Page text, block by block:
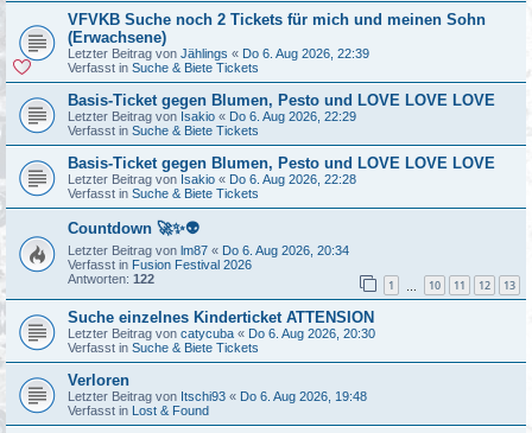
VFVKB Suche noch 2 Tickets für mich und meinen Sohn
(Erwachsene)
Letzter Beitrag von Jählings « Do 6. Aug 2026, 22:39
Verfasst in Suche & Biete Tickets
Basis-Ticket gegen Blumen, Pesto und LOVE LOVE LOVE
Letzter Beitrag von Isakio « Do 6. Aug 2026, 22:29
Verfasst in Suche & Biete Tickets
Basis-Ticket gegen Blumen, Pesto und LOVE LOVE LOVE
Letzter Beitrag von Isakio « Do 6. Aug 2026, 22:28
Verfasst in Suche & Biete Tickets
Countdown 🚀✨👽
Letzter Beitrag von lm87 « Do 6. Aug 2026, 20:34
Verfasst in Fusion Festival 2026
Antworten: 122 1 10 11 12 13
Suche einzelnes Kinderticket ATTENSION
Letzter Beitrag von catycuba « Do 6. Aug 2026, 20:30
Verfasst in Suche & Biete Tickets
Verloren
Letzter Beitrag von Itschi93 « Do 6. Aug 2026, 19:48
Verfasst in Lost & Found